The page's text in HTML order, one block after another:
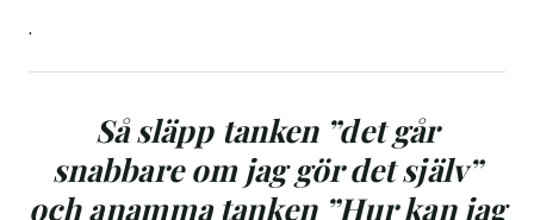
.
Så släpp tanken ”det går
snabbare om jag gör det själv”
och anamma tanken ”Hur kan jag